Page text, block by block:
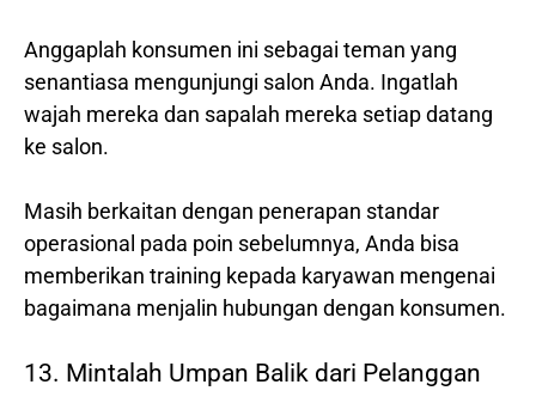
Anggaplah konsumen ini sebagai teman yang
senantiasa mengunjungi salon Anda. Ingatlah
wajah mereka dan sapalah mereka setiap datang
ke salon.
Masih berkaitan dengan penerapan standar
operasional pada poin sebelumnya, Anda bisa
memberikan training kepada karyawan mengenai
bagaimana menjalin hubungan dengan konsumen.
13. Mintalah Umpan Balik dari Pelanggan